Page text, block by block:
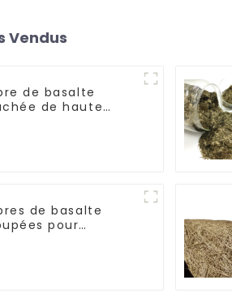
Vendus
de basalte
de haute
de basalte
pour